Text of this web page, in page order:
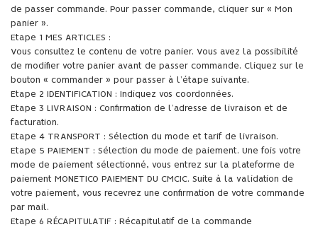
de passer commande. Pour passer commande, cliquer sur « Mon
panier ».
Etape 1 MES ARTICLES :
Vous consultez le contenu de votre panier. Vous avez la possibilité
de modifier votre panier avant de passer commande. Cliquez sur le
bouton « commander » pour passer à l’étape suivante.
Etape 2 IDENTIFICATION : Indiquez vos coordonnées.
Etape 3 LIVRAISON : Confirmation de l’adresse de livraison et de
facturation.
Etape 4 TRANSPORT : Sélection du mode et tarif de livraison.
Etape 5 PAIEMENT : Sélection du mode de paiement. Une fois votre
mode de paiement sélectionné, vous entrez sur la plateforme de
paiement MONETICO PAIEMENT DU CMCIC. Suite à la validation de
votre paiement, vous recevrez une confirmation de votre commande
par mail.
Etape 6 RÉCAPITULATIF : Récapitulatif de la commande